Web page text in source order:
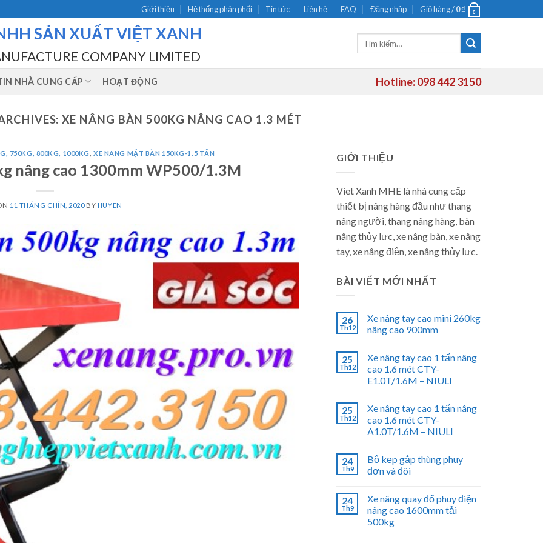
Giới thiệu Hệ thống phân phối Tin tức Liên hệ FAQ Đăng nhập Giỏ hàng /0₫ 0
SẢN XUẤT VIỆT XANH
COMPANY LIMITED
NHÀ CUNG CẤP HOẠT ĐỘNG Hotline: 098 442 3150
XE NÂNG BÀN 500KG NÂNG CAO 1.3 MÉT
750KG, 800KG, 1000KG ,XE NÂNG MẶT BÀN 150KG-1.5 TẤN
nâng cao 1300mm WP500/1.3M
11 THÁNG CHÍN, 2020BY HUYEN
GIỚI THIỆU
Viet Xanh MHE là nhà cung cấp
thiết bị nâng hàng đầu như thang
nâng người, thang nâng hàng, bàn
nâng thủy lực, xe nâng bàn, xe nâng
tay, xe nâng điện, xe nâng thủy lực.
BÀI VIẾT MỚI NHẤT
26
Th12
Xe nâng tay cao mini 260kg
nâng cao 900mm
25
Th12
Xe nâng tay cao 1 tấn nâng
cao 1.6 mét CTY-
E1.0T/1.6M – NIULI
25
Th12
Xe nâng tay cao 1 tấn nâng
cao 1.6 mét CTY-
A1.0T/1.6M – NIULI
24
Th9
Bộ kẹp gắp thùng phuy
đơn và đôi
24
Th9
Xe nâng quay đổ phuy điện
nâng cao 1600mm tải
500kg